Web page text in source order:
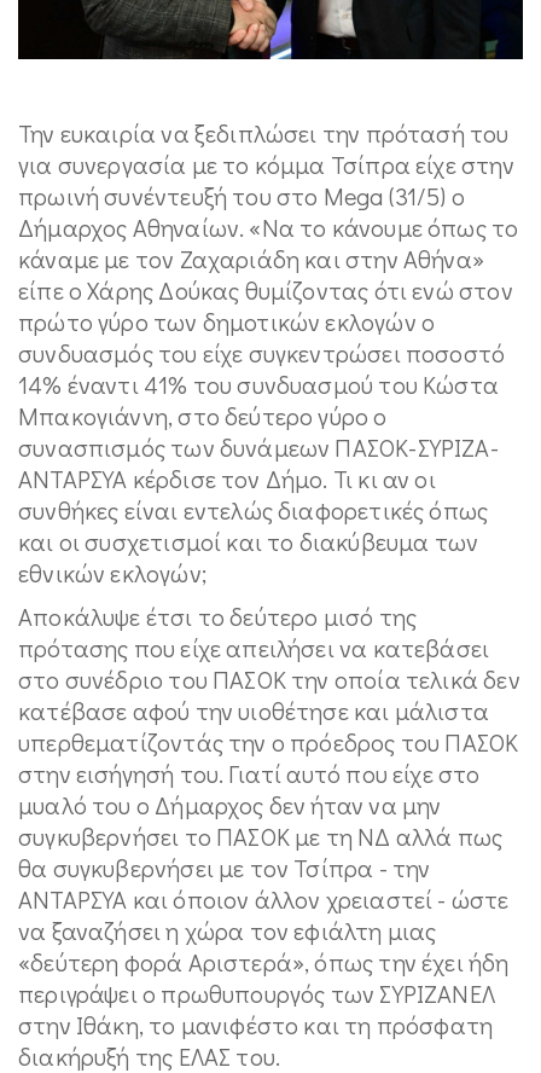
Την ευκαιρία να ξεδιπλώσει την πρότασή του
για συνεργασία με το κόμμα Τσίπρα είχε στην
πρωινή συνέντευξή του στο Mega (31/5) ο
Δήμαρχος Αθηναίων. «Να το κάνουμε όπως το
κάναμε με τον Ζαχαριάδη και στην Αθήνα»
είπε ο Χάρης Δούκας θυμίζοντας ότι ενώ στον
πρώτο γύρο των δημοτικών εκλογών ο
συνδυασμός του είχε συγκεντρώσει ποσοστό
14% έναντι 41% του συνδυασμού του Κώστα
Μπακογιάννη, στο δεύτερο γύρο ο
συνασπισμός των δυνάμεων ΠΑΣΟΚ-ΣΥΡΙΖΑ-
ΑΝΤΑΡΣΥΑ κέρδισε τον Δήμο. Τι κι αν οι
συνθήκες είναι εντελώς διαφορετικές όπως
και οι συσχετισμοί και το διακύβευμα των
εθνικών εκλογών;
Αποκάλυψε έτσι το δεύτερο μισό της
πρότασης που είχε απειλήσει να κατεβάσει
στο συνέδριο του ΠΑΣΟΚ την οποία τελικά δεν
κατέβασε αφού την υιοθέτησε και μάλιστα
υπερθεματίζοντάς την ο πρόεδρος του ΠΑΣΟΚ
στην εισήγησή του. Γιατί αυτό που είχε στο
μυαλό του ο Δήμαρχος δεν ήταν να μην
συγκυβερνήσει το ΠΑΣΟΚ με τη ΝΔ αλλά πως
θα συγκυβερνήσει με τον Τσίπρα - την
ΑΝΤΑΡΣΥΑ και όποιον άλλον χρειαστεί - ώστε
να ξαναζήσει η χώρα τον εφιάλτη μιας
«δεύτερη φορά Αριστερά», όπως την έχει ήδη
περιγράψει ο πρωθυπουργός των ΣΥΡΙΖΑΝΕΛ
στην Ιθάκη, το μανιφέστο και τη πρόσφατη
διακήρυξή της ΕΛΑΣ του.